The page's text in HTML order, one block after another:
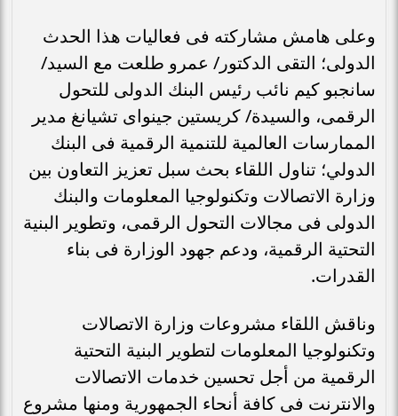
وعلى هامش مشاركته فى فعاليات هذا الحدث
الدولى؛ التقى الدكتور/ عمرو طلعت مع السيد/
سانجبو كيم نائب رئيس البنك الدولى للتحول
الرقمى، والسيدة/ كريستين جينواى تشيانغ مدير
الممارسات العالمية للتنمية الرقمية فى البنك
الدولي؛ تناول اللقاء بحث سبل تعزيز التعاون بين
وزارة الاتصالات وتكنولوجيا المعلومات والبنك
الدولى فى مجالات التحول الرقمى، وتطوير البنية
التحتية الرقمية، ودعم جهود الوزارة فى بناء
القدرات.
وناقش اللقاء مشروعات وزارة الاتصالات
وتكنولوجيا المعلومات لتطوير البنية التحتية
الرقمية من أجل تحسين خدمات الاتصالات
والانترنت فى كافة أنحاء الجمهورية ومنها مشروع